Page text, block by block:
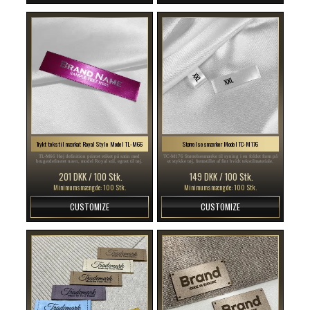
Trykt tekstil mærkat Royal Style Model TL-M66
TL-M66 Høj definition printet etiket på satin med
brugerdefineret navn, model Royal stil, egnet til tøj.
201 DKK / 100 Stk.
Minimumsmængde: 100 Stk.
CUSTOMIZE
Størrelsesmærker Model TC-M176
TC-M176 Størrelsesmærke til syning i en foldet form på
et stykke tøj, fremstillet af fint hvidt tekstilmateriale.
149 DKK / 100 Stk.
Minimumsmængde: 100 Stk.
CUSTOMIZE